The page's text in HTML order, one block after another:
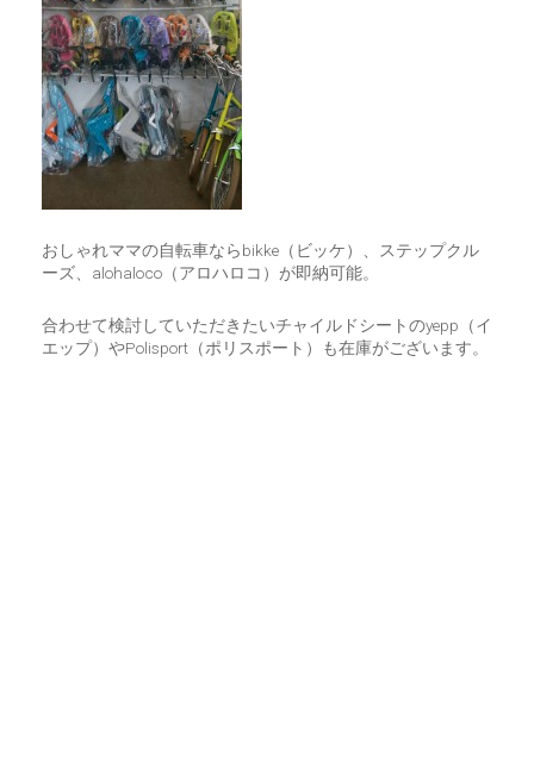
おしゃれママの自転車ならbikke（ビッケ）、ステップクル
ーズ、alohaloco（アロハロコ）が即納可能。
合わせて検討していただきたいチャイルドシートのyepp（イ
エップ）やPolisport（ポリスポート）も在庫がございます。